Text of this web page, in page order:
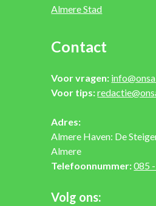
Almere Stad
Contact
Voor vragen:
Voor tips:
Adres:
Almere Haven: De
Almere
Telefoonnummer:085
Volg ons: